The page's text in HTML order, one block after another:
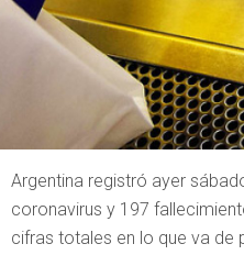
Argentina registró ayer
coronavirus y 197
cifras totales en lo que va de